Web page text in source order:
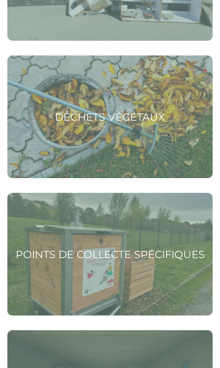
DÉCHETS VÉGÉTAUX
Voir la page Déchets végétaux
POINTS DE COLLECTE SPÉCIFIQUES
Voir la page Points de collecte spécifiques
Voir la page Déchèteries